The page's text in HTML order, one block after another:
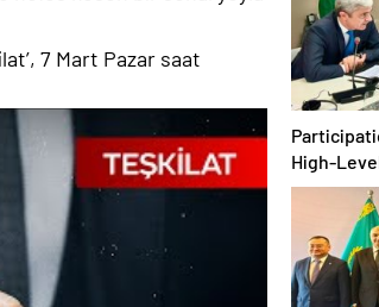
7 Mart Pazar saat
High-